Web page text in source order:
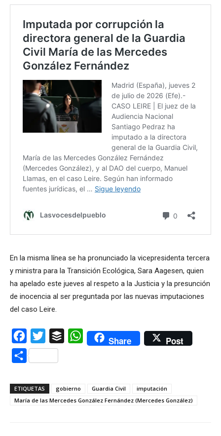
En la misma línea se ha pronunciado la vicepresidenta tercera
y ministra para la Transición Ecológica, Sara Aagesen, quien
ha apelado este jueves al respeto a la Justicia y la presunción
de inocencia al ser preguntada por las nuevas imputaciones
del caso Leire.
Facebook
Twitter Buffer WhatsAppShare Post
Compartir
ETIQUETAS gobierno Guardia Civil
imputación
María de las Mercedes González Fernández (Mercedes González)